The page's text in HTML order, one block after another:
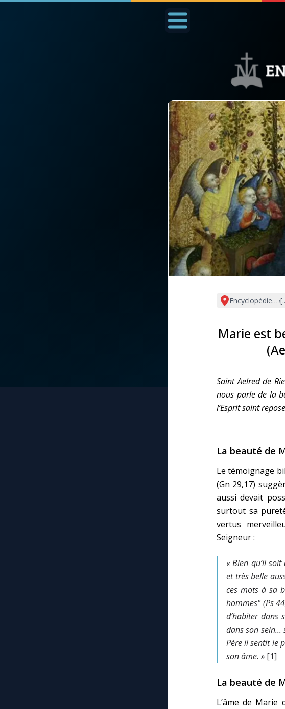
Nous soutenir
Prier au quotidien
Avec Thérèse de Lisieux
L'Évangile chaque jour
Les premiers samedis
du mois
Marie qui défait les
nœuds
Mes intentions de
◼︎À
Encyclopédie ›
Marie est
Saint Aelred de
nous parle de la
l’Esprit saint
La beauté de
Le témoignage
(Gn 29,17)
aussi devait
surtout sa
vertus
Seigneur :
« Bien qu’il
et très belle
ces mots à sa
hommes" (Ps
d’habiter dans
dans son
Père il sentit le
son âme. » [1]
La beauté de
L’âme de